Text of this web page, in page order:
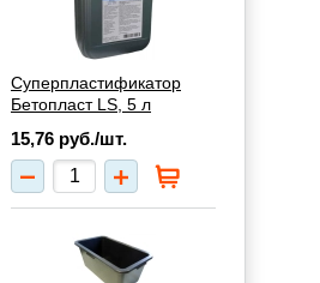
Суперпластификатор
Бетопласт LS, 5 л
15,76 руб./шт.